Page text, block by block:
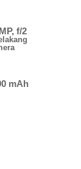
f/2
mAh